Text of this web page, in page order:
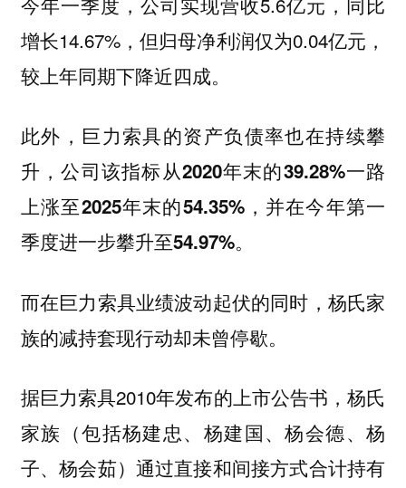
增长14.67%，但归母净利润仅为0.04亿元，
较上年同期下降近四成。
此外，巨力索具的资产负债率也在持续攀
升，公司该指标从2020年末的39.28%一路
上涨至2025年末的54.35%，并在今年第一
季度进一步攀升至54.97%。
而在巨力索具业绩波动起伏的同时，杨氏家
族的减持套现行动却未曾停歇。
据巨力索具2010年发布的上市公告书，杨氏
家族（包括杨建忠、杨建国、杨会德、杨
子、杨会茹）通过直接和间接方式合计持有